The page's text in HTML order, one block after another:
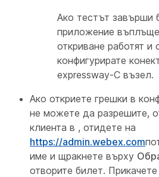
Ако тестът завърши
приложение
откриване работят и
конфигурирате
expressway-C възел.
Ако откриете грешки в
не можете да разрешите,
клиента в , отидете на
https://admin.webex.com
име и щракнете върху
отворите билет.